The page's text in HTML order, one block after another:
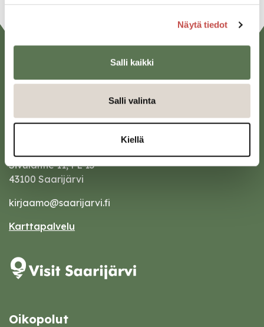
Näytä tiedot
Salli kaikki
Salli valinta
Kiellä
Sivulantie 11, PL 13
43100 Saarijärvi
kirjaamo@saarijarvi.fi
Karttapalvelu
Oikopolut